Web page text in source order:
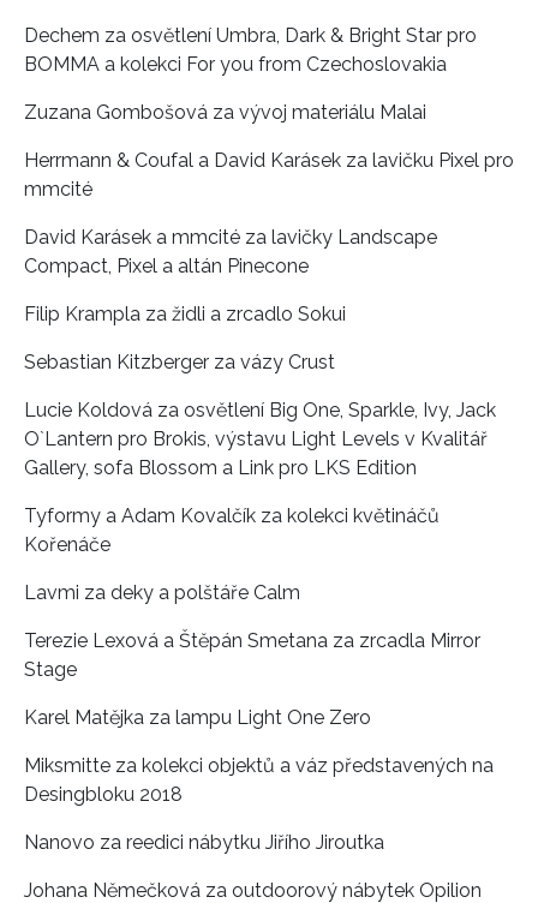
Dechem za osvětlení Umbra, Dark & Bright Star pro
BOMMA a kolekci For you from Czechoslovakia
Zuzana Gombošová za vývoj materiálu Malai
Herrmann & Coufal a David Karásek za lavičku Pixel pro
mmcité
David Karásek a mmcité za lavičky Landscape
Compact, Pixel a altán Pinecone
Filip Krampla za židli a zrcadlo Sokui
Sebastian Kitzberger za vázy Crust
Lucie Koldová za osvětlení Big One, Sparkle, Ivy, Jack
O`Lantern pro Brokis, výstavu Light Levels v Kvalitář
Gallery, sofa Blossom a Link pro LKS Edition
Tyformy a Adam Kovalčík za kolekci květináčů
Kořenáče
Lavmi za deky a polštáře Calm
Terezie Lexová a Štěpán Smetana za zrcadla Mirror
Stage
Karel Matějka za lampu Light One Zero
Miksmitte za kolekci objektů a váz představených na
Desingbloku 2018
Nanovo za reedici nábytku Jiřího Jiroutka
Johana Němečková za outdoorový nábytek Opilion